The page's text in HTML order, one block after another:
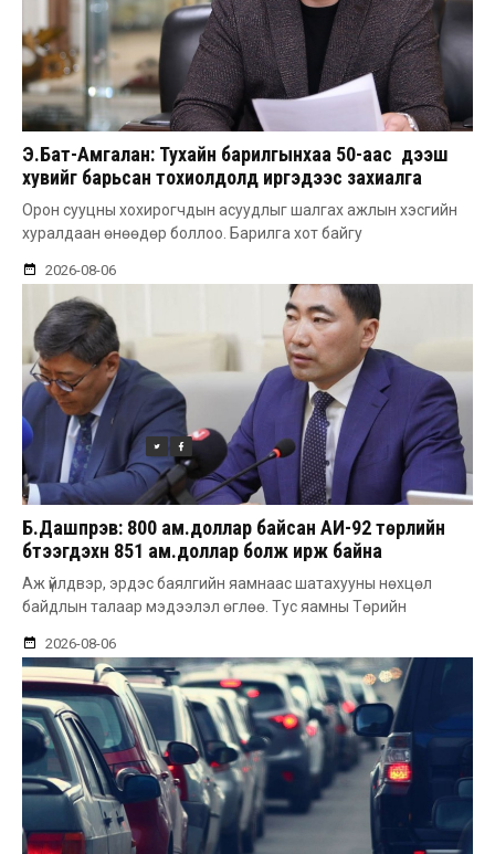
Э.Бат-Амгалан: Тухайн барилгынхаа 50-аас дээш
хувийг барьсан тохиолдолд иргэдээс захиалга
авдаг болгоно
Орон сууцны хохирогчдын асуудлыг шалгах ажлын хэсгийн
хуралдаан өнөөдөр боллоо. Барилга хот байгу
2026-08-06
Б.Дашпүрэв: 800 ам.доллар байсан АИ-92 төрлийн
бүтээгдэхүүн 851 ам.доллар болж ирж байна
Аж үйлдвэр, эрдэс баялгийн яамнаас шатахууны нөхцөл
байдлын талаар мэдээлэл өглөө. Тус яамны Төрийн
2026-08-06